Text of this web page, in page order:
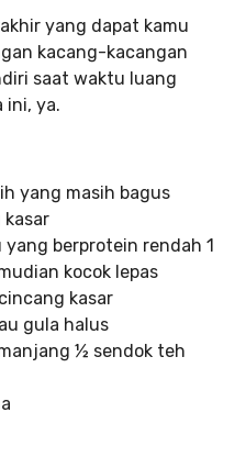
yang dapat kamu
kacang-kacangan
saat waktu luang
ini, ya.
yang masih bagus
kasar
berprotein rendah 1
kocok lepas
kasar
gula halus
½ sendok teh